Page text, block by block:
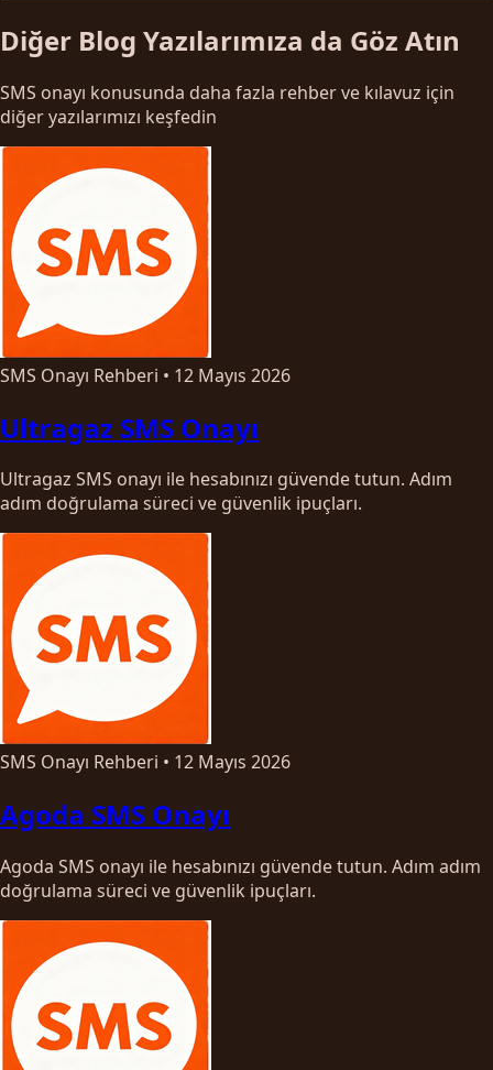
Diğer Blog Yazılarımıza da Göz Atın
SMS onayı konusunda daha fazla rehber ve kılavuz için
diğer yazılarımızı keşfedin
SMS Onayı Rehberi • 12 Mayıs 2026
Ultragaz SMS Onayı
Ultragaz SMS onayı ile hesabınızı güvende tutun. Adım
adım doğrulama süreci ve güvenlik ipuçları.
SMS Onayı Rehberi • 12 Mayıs 2026
Agoda SMS Onayı
Agoda SMS onayı ile hesabınızı güvende tutun. Adım adım
doğrulama süreci ve güvenlik ipuçları.